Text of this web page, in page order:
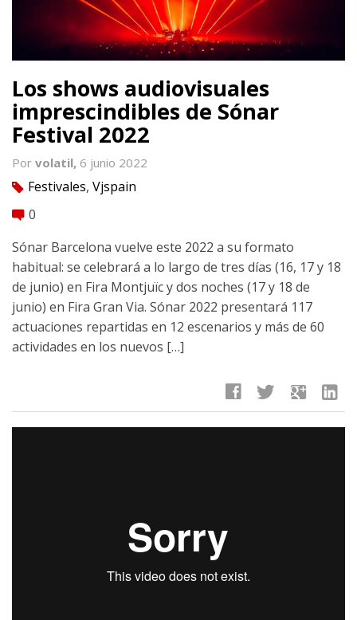
Los shows audiovisuales
imprescindibles de Sónar
Festival 2022
Por volatil, 6 junio 2022
tag Festivales, Vjspain
comment 0
Sónar Barcelona vuelve este 2022 a su formato
habitual: se celebrará a lo largo de tres días (16, 17 y 18
de junio) en Fira Montjuïc y dos noches (17 y 18 de
junio) en Fira Gran Via. Sónar 2022 presentará 117
actuaciones repartidas en 12 escenarios y más de 60
actividades en los nuevos […]
facebook twitter google linkedin